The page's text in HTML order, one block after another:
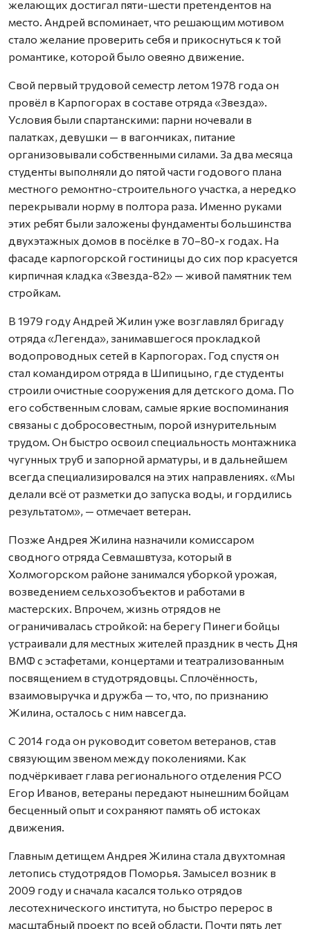
желающих достигал пяти-шести претендентов на
место. Андрей вспоминает, что решающим мотивом
стало желание проверить себя и прикоснуться к той
романтике, которой было овеяно движение.
Свой первый трудовой семестр летом 1978 года он
провёл в Карпогорах в составе отряда «Звезда».
Условия были спартанскими: парни ночевали в
палатках, девушки — в вагончиках, питание
организовывали собственными силами. За два месяца
студенты выполняли до пятой части годового плана
местного ремонтно-строительного участка, а нередко
перекрывали норму в полтора раза. Именно руками
этих ребят были заложены фундаменты большинства
двухэтажных домов в посёлке в 70–80-х годах. На
фасаде карпогорской гостиницы до сих пор красуется
кирпичная кладка «Звезда-82» — живой памятник тем
стройкам.
В 1979 году Андрей Жилин уже возглавлял бригаду
отряда «Легенда», занимавшегося прокладкой
водопроводных сетей в Карпогорах. Год спустя он
стал командиром отряда в Шипицыно, где студенты
строили очистные сооружения для детского дома. По
его собственным словам, самые яркие воспоминания
связаны с добросовестным, порой изнурительным
трудом. Он быстро освоил специальность монтажника
чугунных труб и запорной арматуры, и в дальнейшем
всегда специализировался на этих направлениях. «Мы
делали всё от разметки до запуска воды, и гордились
результатом», — отмечает ветеран.
Позже Андрея Жилина назначили комиссаром
сводного отряда Севмашвтуза, который в
Холмогорском районе занимался уборкой урожая,
возведением сельхозобъектов и работами в
мастерских. Впрочем, жизнь отрядов не
ограничивалась стройкой: на берегу Пинеги бойцы
устраивали для местных жителей праздник в честь Дня
ВМФ с эстафетами, концертами и театрализованным
посвящением в студотрядовцы. Сплочённость,
взаимовыручка и дружба — то, что, по признанию
Жилина, осталось с ним навсегда.
С 2014 года он руководит советом ветеранов, став
связующим звеном между поколениями. Как
подчёркивает глава регионального отделения РСО
Егор Иванов, ветераны передают нынешним бойцам
бесценный опыт и сохраняют память об истоках
движения.
Главным детищем Андрея Жилина стала двухтомная
летопись студотрядов Поморья. Замысел возник в
2009 году и сначала касался только отрядов
лесотехнического института, но быстро перерос в
масштабный проект по всей области. Почти пять лет